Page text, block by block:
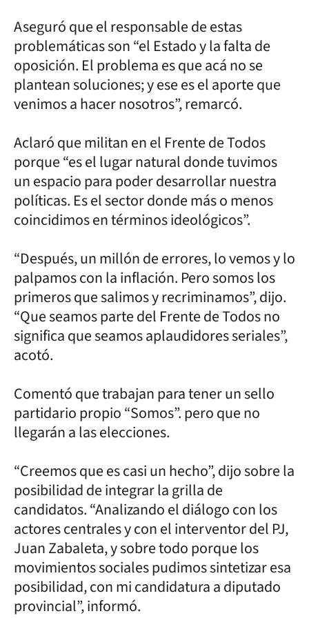
Aseguró que el responsable de estas
problemáticas son “el Estado y la falta de
oposición. El problema es que acá no se
plantean soluciones; y ese es el aporte que
venimos a hacer nosotros”, remarcó.
Aclaró que militan en el Frente de Todos
porque “es el lugar natural donde tuvimos
un espacio para poder desarrollar nuestra
políticas. Es el sector donde más o menos
coincidimos en términos ideológicos”.
“Después, un millón de errores, lo vemos y lo
palpamos con la inflación. Pero somos los
primeros que salimos y recriminamos”, dijo.
“Que seamos parte del Frente de Todos no
significa que seamos aplaudidores seriales”,
acotó.
Comentó que trabajan para tener un sello
partidario propio “Somos”. pero que no
llegarán a las elecciones.
“Creemos que es casi un hecho”, dijo sobre la
posibilidad de integrar la grilla de
candidatos. “Analizando el diálogo con los
actores centrales y con el interventor del PJ,
Juan Zabaleta, y sobre todo porque los
movimientos sociales pudimos sintetizar esa
posibilidad, con mi candidatura a diputado
provincial”, informó.